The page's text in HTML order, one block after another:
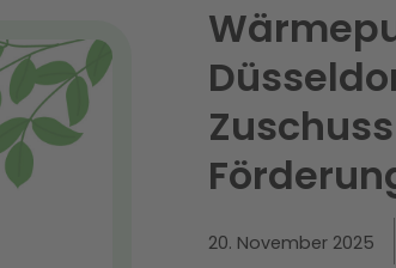
20. November 2025